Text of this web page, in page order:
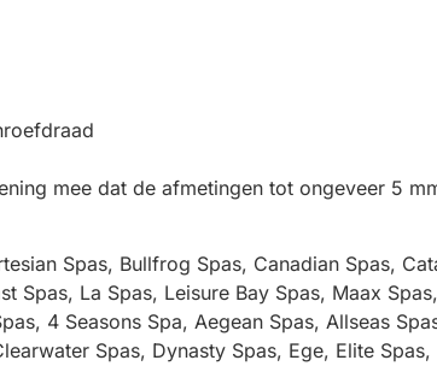
mee dat de afmetingen tot ongeveer 5
Spas, Bullfrog Spas, Canadian Spas,
Spas, La Spas, Leisure Bay Spas, Maax
4 Seasons Spa, Aegean Spas, Allseas
Spas, Dynasty Spas, Ege, Elite